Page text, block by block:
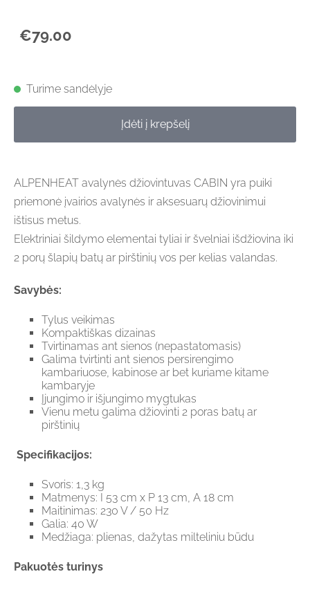
€79.00
Turime sandėlyje
Įdėti į krepšelį
ALPENHEAT avalynės džiovintuvas CABIN yra puiki
priemonė įvairios avalynės ir aksesuarų džiovinimui
ištisus metus.
Elektriniai šildymo elementai tyliai ir švelniai išdžiovina iki
2 porų šlapių batų ar pirštinių vos per kelias valandas.
Savybės:
Tylus veikimas
Kompaktiškas dizainas
Tvirtinamas ant sienos (nepastatomasis)
Galima tvirtinti ant sienos persirengimo
kambariuose, kabinose ar bet kuriame kitame
kambaryje
Įjungimo ir išjungimo mygtukas
Vienu metu galima džiovinti 2 poras batų ar
pirštinių
Specifikacijos:
Svoris: 1,3 kg
Matmenys: I 53 cm x P 13 cm, A 18 cm
Maitinimas: 230 V / 50 Hz
Galia: 40 W
Medžiaga: plienas, dažytas milteliniu būdu
Pakuotės turinys